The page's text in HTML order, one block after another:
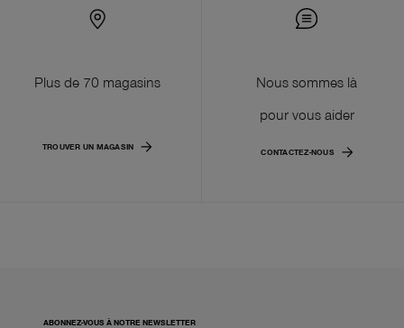
Plus de 70 magasins
TROUVER UN MAGASIN
Nous sommes là
pour vous aider
CONTACTEZ-NOUS
ABONNEZ-VOUS À NOTRE NEWSLETTER